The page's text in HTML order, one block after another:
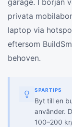
garage. I början
privata
laptop via
eftersom
behoven.
SPARTIPS
Byt till en
använder.
100–200